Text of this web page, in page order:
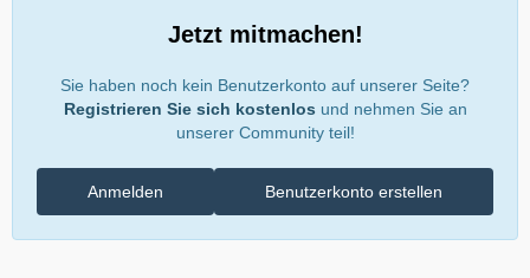
Jetzt mitmachen!
Sie haben noch kein Benutzerkonto auf unserer Seite?
Registrieren Sie sich kostenlos und nehmen Sie an
unserer Community teil!
Benutzerkonto erstellen
Anmelden